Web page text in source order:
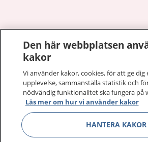
1177 på flera språk
Om 1177
Kontakt
Behandling av personuppgifter
Den här webbplatsen
kakor
Vi använder kakor, cookies, för att ge
upplevelse, sammanställa statistik och
nödvändig funktionalitet ska fungera på
Läs mer om hur vi använder kakor
HANTERA KAKOR